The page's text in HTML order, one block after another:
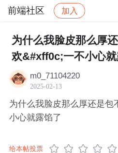
前端社区 加入
社区 前端社区 感慨
为什么我脸皮那么厚
欢&#xff0c;一不小心就
m0_71104220
2025-02-13
为什么我脸皮那么厚还是包
小心就露馅了
给本帖投票